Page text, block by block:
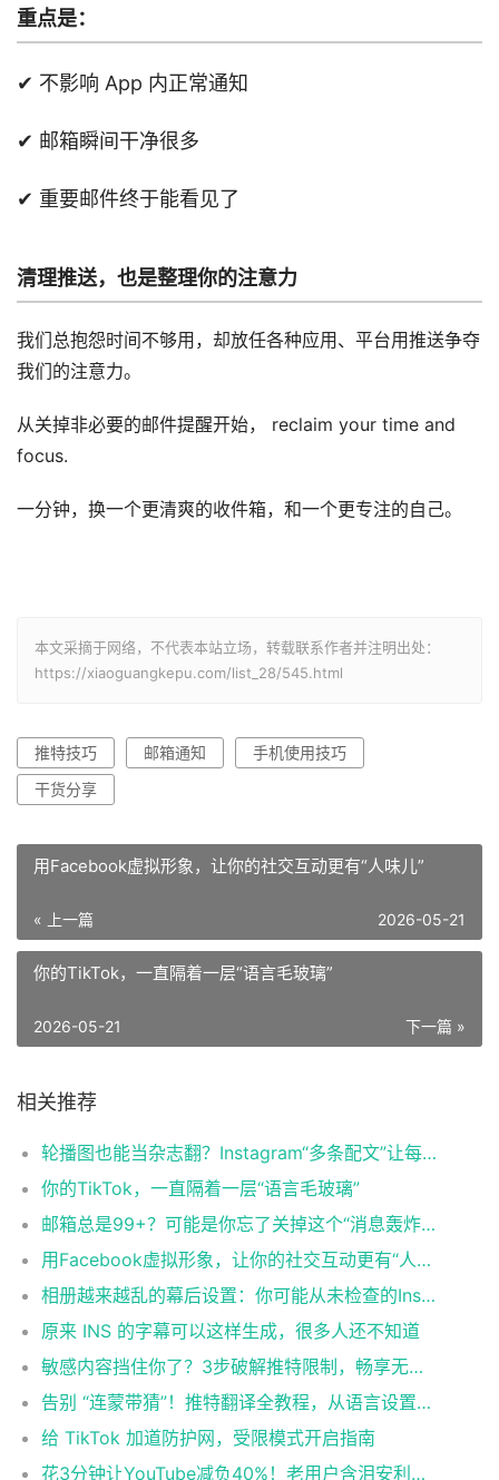
重点是：
✔ 不影响 App 内正常通知
✔ 邮箱瞬间干净很多
✔ 重要邮件终于能看见了
清理推送，也是整理你的注意力
我们总抱怨时间不够用，却放任各种应用、平台用推送争夺
我们的注意力。
从关掉非必要的邮件提醒开始， reclaim your time and
focus.
一分钟，换一个更清爽的收件箱，和一个更专注的自己。
本文采摘于网络，不代表本站立场，转载联系作者并注明出处：
https://xiaoguangkepu.com/list_28/545.html
推特技巧 邮箱通知
手机使用技巧
干货分享
用Facebook虚拟形象，让你的社交互动更有“人味儿”
« 上一篇 2026-05-21
你的TikTok，一直隔着一层“语言毛玻璃”
下一篇 »
2026-05-21
相关推荐
轮播图也能当杂志翻？Instagram“多条配文”让每张图学会“自述”
你的TikTok，一直隔着一层“语言毛玻璃”
邮箱总是99+？可能是你忘了关掉这个“消息轰炸机”
用Facebook虚拟形象，让你的社交互动更有“人味儿”
相册越来越乱的幕后设置：你可能从未检查的Instagram默认项
原来 INS 的字幕可以这样生成，很多人还不知道
敏感内容挡住你了？3步破解推特限制，畅享无限精彩！🔥
告别 “连蒙带猜”！推特翻译全教程，从语言设置到无按钮推文都能解
给 TikTok 加道防护网，受限模式开启指南
花3分钟让YouTube减负40%！老用户含泪安利的插件有多强？